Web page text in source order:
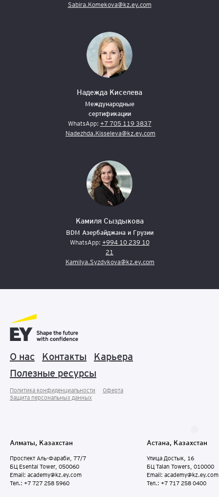
Sabira.Komekova@kz.ey.com
Надежда Киселева
Международные
сертификации
WhatsApp: +7 705 119 3837
Nadezhda.Kisseleva@kz.ey.com
Камиля Сыздыкова
BDM Азербайджана и Грузии
WhatsApp: +994 10 239 10
21
Kamilya.Syzdykova@kz.ey.com
О нас Контакты
Карьера
Полезные ресурсы
Политика конфиденциальности
Оферта
Защита персональных данныx
Алматы, Казахстан
Проспект Аль-Фараби, 77/7
БЦ Esentai Tower, 050060
Email: academy@kz.ey.com
Тел.: +7 727 258 5960
Астана, Казахстан
Улица Достык, 16
БЦ Talan Towers, 010000
Email: academy@kz.ey.com
Тел.: +7 717 258 0400